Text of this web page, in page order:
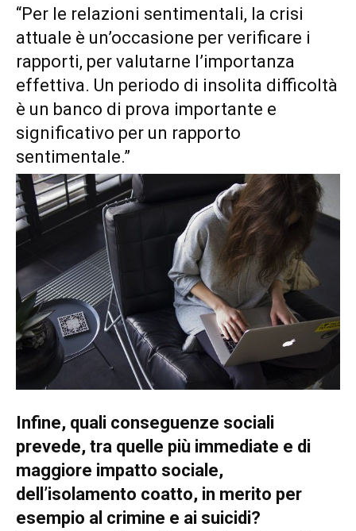
“Per le relazioni sentimentali, la crisi
attuale è un’occasione per verificare i
rapporti, per valutarne l’importanza
effettiva. Un periodo di insolita difficoltà
è un banco di prova importante e
significativo per un rapporto
sentimentale.”
Infine, quali conseguenze sociali
prevede, tra quelle più immediate e di
maggiore impatto sociale,
dell’isolamento coatto, in merito per
esempio al crimine e ai suicidi?